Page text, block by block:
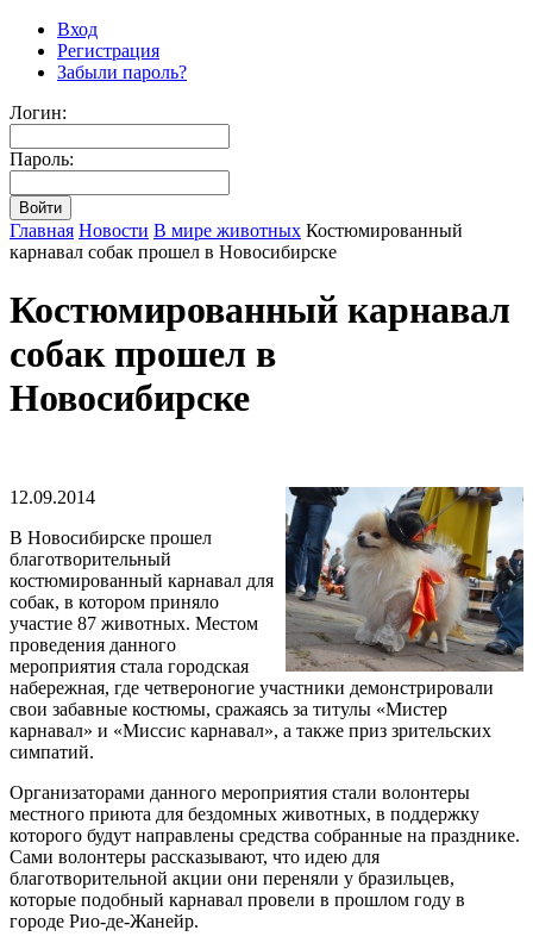
Вход
Регистрация
Забыли пароль?
Логин:
Пароль:
Главная Новости В мире животных Костюмированный
карнавал собак прошел в Новосибирске
Костюмированный карнавал
собак прошел в
Новосибирске
12.09.2014
В Новосибирске прошел
благотворительный
костюмированный карнавал для
собак, в котором приняло
участие 87 животных. Местом
проведения данного
мероприятия стала городская
набережная, где четвероногие участники демонстрировали
свои забавные костюмы, сражаясь за титулы «Мистер
карнавал» и «Миссис карнавал», а также приз зрительских
симпатий.
Организаторами данного мероприятия стали волонтеры
местного приюта для бездомных животных, в поддержку
которого будут направлены средства собранные на празднике.
Сами волонтеры рассказывают, что идею для
благотворительной акции они переняли у бразильцев,
которые подобный карнавал провели в прошлом году в
городе Рио-де-Жанейр.